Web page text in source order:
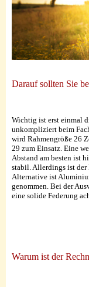
Darauf sollten Sie
Wichtig ist erst einmal
unkompliziert beim
wird Rahmengröße 26
29 zum Einsatz. Eine
Abstand am besten ist
stabil. Allerdings ist der
Alternative ist
genommen. Bei der
eine solide Federung
Warum ist der